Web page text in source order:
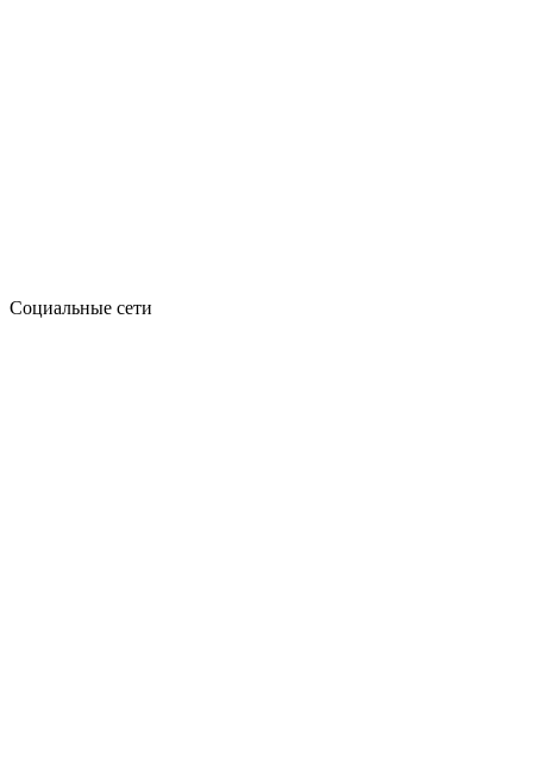
Социальные сети